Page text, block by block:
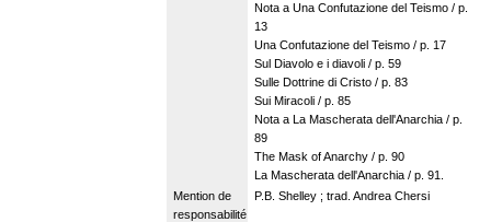
Nota a Una Confutazione del Teismo / p.
13
Una Confutazione del Teismo / p. 17
Sul Diavolo e i diavoli / p. 59
Sulle Dottrine di Cristo / p. 83
Sui Miracoli / p. 85
Nota a La Mascherata dell'Anarchia / p.
89
The Mask of Anarchy / p. 90
La Mascherata dell'Anarchia / p. 91.
Mention de
responsabilité
P.B. Shelley ; trad. Andrea Chersi